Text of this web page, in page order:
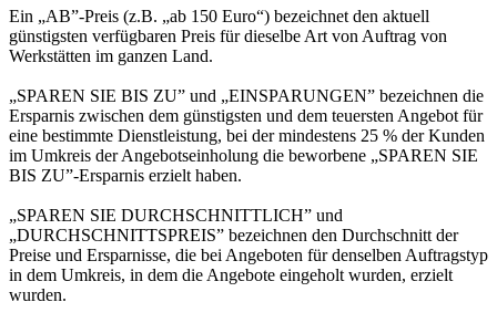
Ein „AB”-Preis (z.B. „ab 150 Euro“) bezeichnet den aktuell
günstigsten verfügbaren Preis für dieselbe Art von Auftrag von
Werkstätten im ganzen Land.
„SPAREN SIE BIS ZU” und „EINSPARUNGEN” bezeichnen die
Ersparnis zwischen dem günstigsten und dem teuersten Angebot für
eine bestimmte Dienstleistung, bei der mindestens 25 % der Kunden
im Umkreis der Angebotseinholung die beworbene „SPAREN SIE
BIS ZU”-Ersparnis erzielt haben.
„SPAREN SIE DURCHSCHNITTLICH” und
„DURCHSCHNITTSPREIS” bezeichnen den Durchschnitt der
Preise und Ersparnisse, die bei Angeboten für denselben Auftragstyp
in dem Umkreis, in dem die Angebote eingeholt wurden, erzielt
wurden.